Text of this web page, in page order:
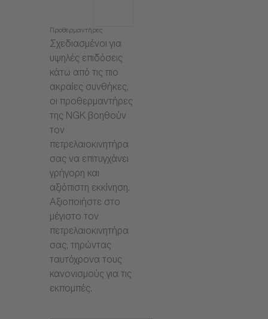
Προθερμαντήρες
Σχεδιασμένοι για
υψηλές επιδόσεις
κάτω από τις πιο
ακραίες συνθήκες,
οι προθερμαντήρες
της NGK βοηθούν
τον
πετρελαιοκινητήρα
σας να επιτυγχάνει
γρήγορη και
αξιόπιστη εκκίνηση.
Αξιοποιήστε στο
μέγιστο τον
πετρελαιοκινητήρα
σας, τηρώντας
ταυτόχρονα τους
κανονισμούς για τις
εκπομπές.